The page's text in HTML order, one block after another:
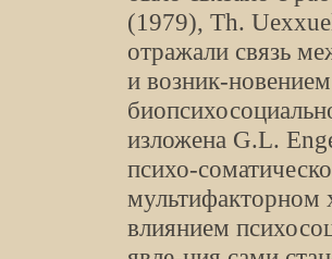
(1979), Th.
отражали связь
и возник-
изложена G.L.
психо-
мультифакторном
влиянием